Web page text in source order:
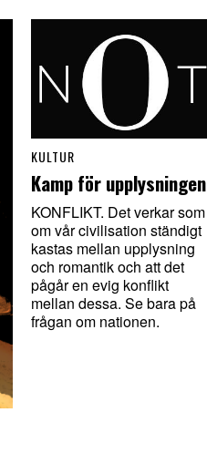
KULTUR
Kamp för upplysningen
KONFLIKT. Det verkar som
om vår civilisation ständigt
kastas mellan upplysning
och romantik och att det
pågår en evig konflikt
mellan dessa. Se bara på
frågan om nationen.